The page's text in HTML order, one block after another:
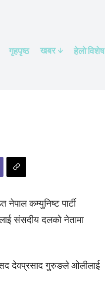
गृहपृष्ठ खबर हेलाे विशेष
नेपाल कम्युनिष्ट पार्टी
संसदीय दलको नेतामा
देवप्रसाद गुरुङले ओलीलाई